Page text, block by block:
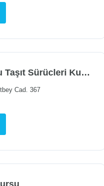
Özel Barbaros Motorlu Taşıt Sürücleri Kursu
Cad. 367